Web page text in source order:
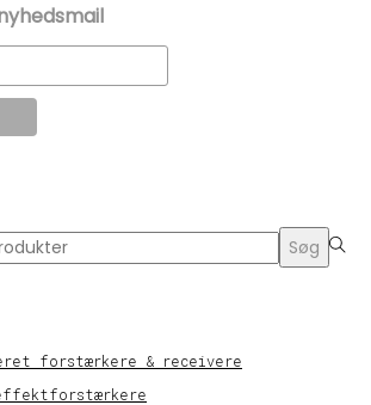
Søg
forstærkere & receivere